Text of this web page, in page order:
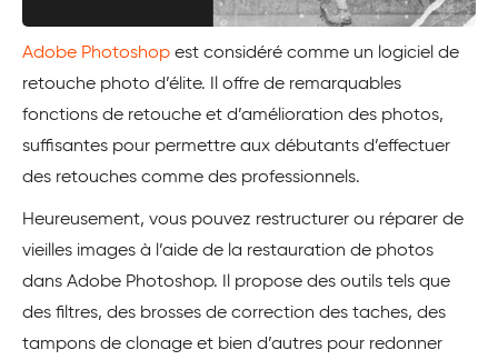
Adobe Photoshop est considéré comme un logiciel de
retouche photo d’élite. Il offre de remarquables
fonctions de retouche et d’amélioration des photos,
suffisantes pour permettre aux débutants d’effectuer
des retouches comme des professionnels.
Heureusement, vous pouvez restructurer ou réparer de
vieilles images à l’aide de la restauration de photos
dans Adobe Photoshop. Il propose des outils tels que
des filtres, des brosses de correction des taches, des
tampons de clonage et bien d’autres pour redonner